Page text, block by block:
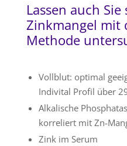
Lassen auch
Zinkmangel mit
Methode
Vollblut: optimal
Indivital Profil über
Alkalische
korreliert mit Zn-
Zink im Serum